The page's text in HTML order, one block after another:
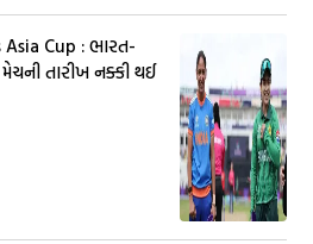
Asia Cup : ભારત-
મેચની તારીખ નક્કી થઈ